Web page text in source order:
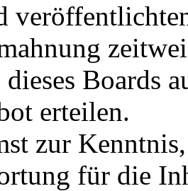
Boards
erteilen.
zur
für die